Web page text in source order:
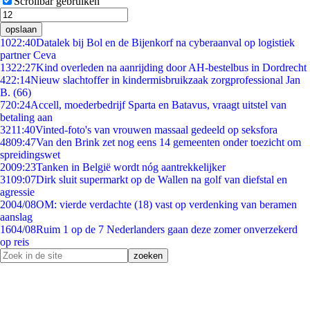
opslaan
1022:40Datalek bij Bol en de Bijenkorf na cyberaanval op logistiek
partner Ceva
1322:27Kind overleden na aanrijding door AH-bestelbus in Dordrecht
422:14Nieuw slachtoffer in kindermisbruikzaak zorgprofessional Jan
B. (66)
720:24Accell, moederbedrijf Sparta en Batavus, vraagt uitstel van
betaling aan
3211:40Vinted-foto's van vrouwen massaal gedeeld op seksfora
4809:47Van den Brink zet nog eens 14 gemeenten onder toezicht om
spreidingswet
2009:23Tanken in België wordt nóg aantrekkelijker
3109:07Dirk sluit supermarkt op de Wallen na golf van diefstal en
agressie
2004/08OM: vierde verdachte (18) vast op verdenking van beramen
aanslag
1604/08Ruim 1 op de 7 Nederlanders gaan deze zomer onverzekerd
op reis